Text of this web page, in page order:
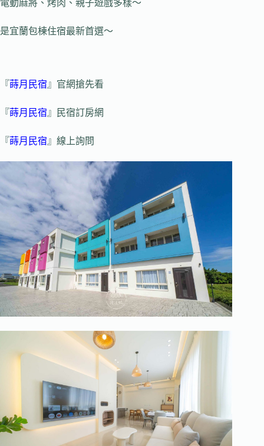
電動麻將、烤肉、親子遊戲多樣～
是宜蘭包棟住宿最新首選～
『 蒔月民宿』官網搶先看
『 蒔月民宿』民宿訂房網
『 蒔月民宿』線上詢問